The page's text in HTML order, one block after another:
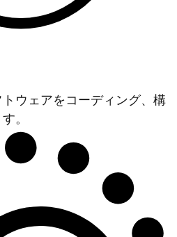
ウェアをコーディング、構
。